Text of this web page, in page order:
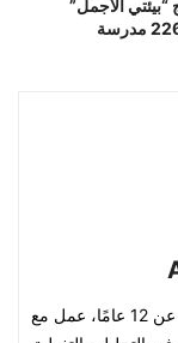
“بيئتي الأجمل”
أحمد الحاتب — صحفي ومحلل يتمتع بخبرة تزيد عن 12 عامًا، عمل مع